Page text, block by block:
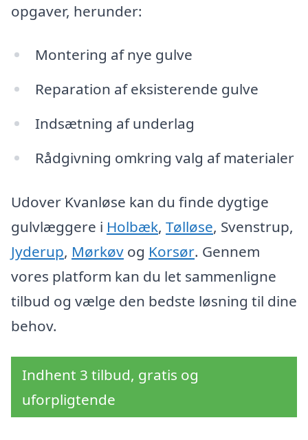
opgaver, herunder:
Montering af nye gulve
Reparation af eksisterende gulve
Indsætning af underlag
Rådgivning omkring valg af materialer
Udover Kvanløse kan du finde dygtige
gulvlæggere i Holbæk, Tølløse, Svenstrup,
Jyderup, Mørkøv og Korsør. Gennem
vores platform kan du let sammenligne
tilbud og vælge den bedste løsning til dine
behov.
Indhent 3 tilbud, gratis og
uforpligtende